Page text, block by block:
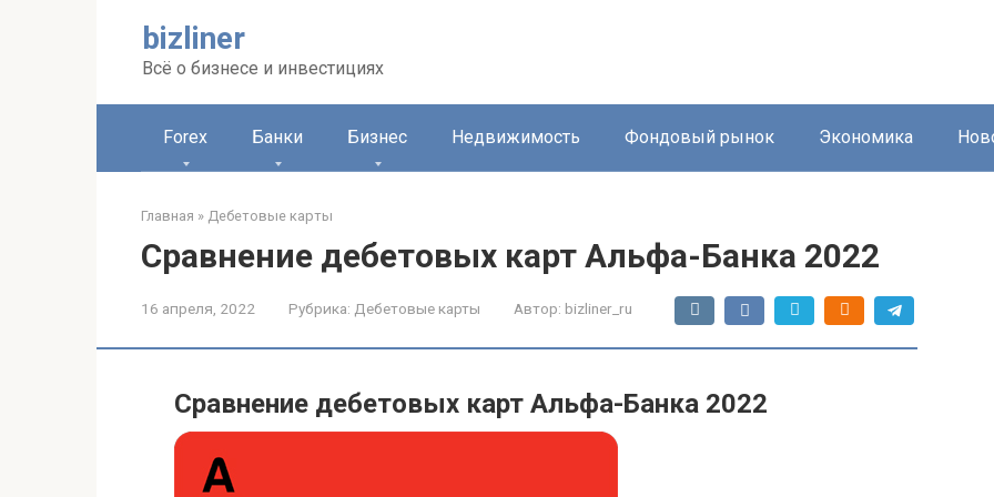
bizliner
Всё о бизнесе и инвестициях
Forex Банки Бизнес Недвижимость Фондовый рынок Экономика
Главная » Дебетовые карты
Cравнение дебетовых карт Альфа-Банка 2022
16 апреля, 2022 Рубрика: Дебетовые карты Автор: bizliner_ru
Cравнение дебетовых карт Альфа-Банка 2022